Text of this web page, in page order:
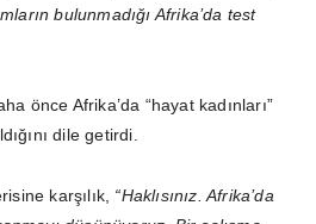
bulunmadığı Afrika’da test
önce Afrika’da “hayat kadınları”
dile getirdi.
karşılık, “Haklısınız. Afrika’da